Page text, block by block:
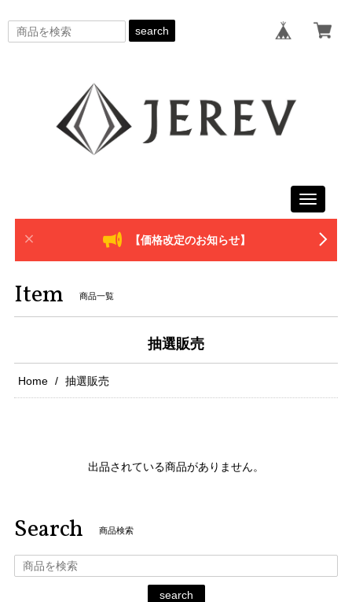
search
Toggle
【価格改定のお知らせ】
Item 商品一覧
抽選販売
Home 抽選販売
出品されている商品がありません。
Search 商品検索
search